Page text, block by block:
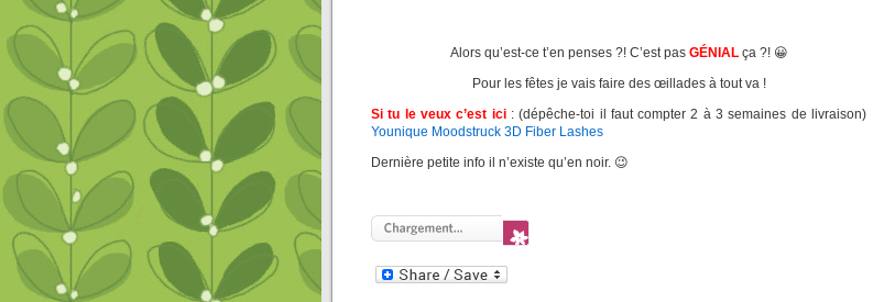
Alors qu’est-ce t’en penses ?! C’est pas GÉNIALça ?! 😀
Pour les fêtes je vais faire des œillades à tout va !
Si tu le veux c’est ici: (dépêche-toi il faut compter 2 à 3 semaines de livraison)
Younique Moodstruck 3D Fiber Lashes
Dernière petite info il n’existe qu’en noir. 😉